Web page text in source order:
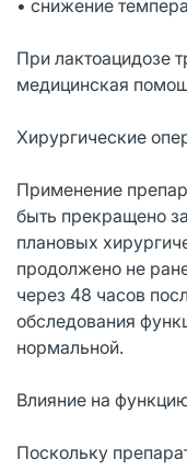
• снижение
При лактоацидозе
медицинская
Хирургические
Применение
быть прекращено
плановых
продолжено не
через 48 часов
обследования
нормальной.
Влияние на
Поскольку